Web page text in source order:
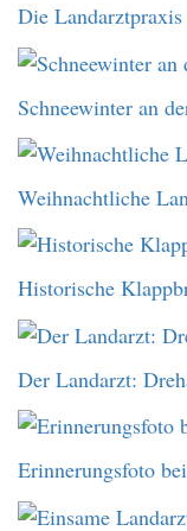
Die
Schneewinter an
Weihnachtliche
Historische
Der Landarzt:
Erinnerungsfoto